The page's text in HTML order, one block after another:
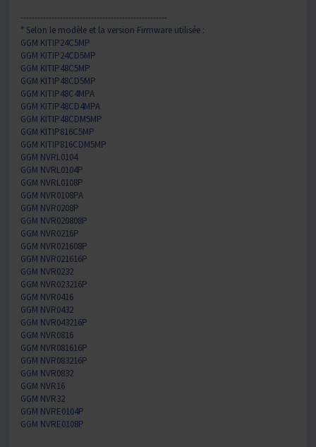
----------------------------------------------------
* Selon le modèle et la version Firmware utilisée :
GGM KITIP24C5MP
GGM KITIP24CD5MP
GGM KITIP48C5MP
GGM KITIP48CD5MP
GGM KITIP48C4MPA
GGM KITIP48CD4MPA
GGM KITIP48CDM5MP
GGM KITIP816C5MP
GGM KITIP816CDM5MP
GGM NVRL0104
GGM NVRL0104P
GGM NVRL0108P
GGM NVR0108PA
GGM NVR0208P
GGM NVR020808P
GGM NVR0216P
GGM NVR021608P
GGM NVR021616P
GGM NVR0232
GGM NVR023216P
GGM NVR0416
GGM NVR0432
GGM NVR043216P
GGM NVR0816
GGM NVR081616P
GGM NVR083216P
GGM NVR0832
GGM NVR16
GGM NVR32
GGM NVRE0104P
GGM NVRE0108P